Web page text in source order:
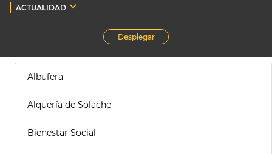
ACTUALIDAD
Desplegar
Albufera
Alquería de Solache
Bienestar Social